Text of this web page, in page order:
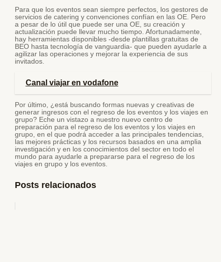
Para que los eventos sean siempre perfectos, los gestores de
servicios de catering y convenciones confían en las OE. Pero
a pesar de lo útil que puede ser una OE, su creación y
actualización puede llevar mucho tiempo. Afortunadamente,
hay herramientas disponibles -desde plantillas gratuitas de
BEO hasta tecnología de vanguardia- que pueden ayudarle a
agilizar las operaciones y mejorar la experiencia de sus
invitados.
Canal viajar en vodafone
Por último, ¿está buscando formas nuevas y creativas de
generar ingresos con el regreso de los eventos y los viajes en
grupo? Eche un vistazo a nuestro nuevo centro de
preparación para el regreso de los eventos y los viajes en
grupo, en el que podrá acceder a las principales tendencias,
las mejores prácticas y los recursos basados en una amplia
investigación y en los conocimientos del sector en todo el
mundo para ayudarle a prepararse para el regreso de los
viajes en grupo y los eventos.
Posts relacionados